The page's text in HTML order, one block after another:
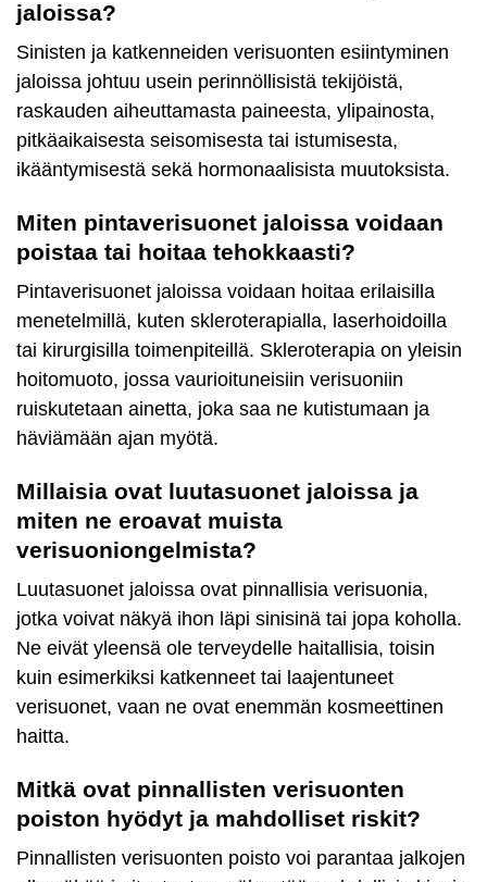
jaloissa?
Sinisten ja katkenneiden verisuonten esiintyminen
jaloissa johtuu usein perinnöllisistä tekijöistä,
raskauden aiheuttamasta paineesta, ylipainosta,
pitkäaikaisesta seisomisesta tai istumisesta,
ikääntymisestä sekä hormonaalisista muutoksista.
Miten pintaverisuonet jaloissa voidaan
poistaa tai hoitaa tehokkaasti?
Pintaverisuonet jaloissa voidaan hoitaa erilaisilla
menetelmillä, kuten skleroterapialla, laserhoidoilla
tai kirurgisilla toimenpiteillä. Skleroterapia on yleisin
hoitomuoto, jossa vaurioituneisiin verisuoniin
ruiskutetaan ainetta, joka saa ne kutistumaan ja
häviämään ajan myötä.
Millaisia ovat luutasuonet jaloissa ja
miten ne eroavat muista
verisuoniongelmista?
Luutasuonet jaloissa ovat pinnallisia verisuonia,
jotka voivat näkyä ihon läpi sinisinä tai jopa koholla.
Ne eivät yleensä ole terveydelle haitallisia, toisin
kuin esimerkiksi katkenneet tai laajentuneet
verisuonet, vaan ne ovat enemmän kosmeettinen
haitta.
Mitkä ovat pinnallisten verisuonten
poiston hyödyt ja mahdolliset riskit?
Pinnallisten verisuonten poisto voi parantaa jalkojen